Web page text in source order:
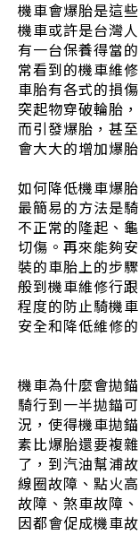
機車會爆胎是這
機車或許是台灣
有一台保養得當
常看到的機車維
車胎有各式的損
突起物穿破輪胎
而引發爆胎，甚
會大大的增加爆
如何降低機車爆
最簡易的方法是
不正常的隆起、
切傷。再來能夠
裝的車胎上的步
般到機車維修行
程度的防止騎機
安全和降低維修
機車為什麼會拋錨
騎行到一半拋錨
況，使得機車拋
素比爆胎還要複
了，到汽油幫浦
線圈故障、點火
故障、煞車故障
因都會促成機車